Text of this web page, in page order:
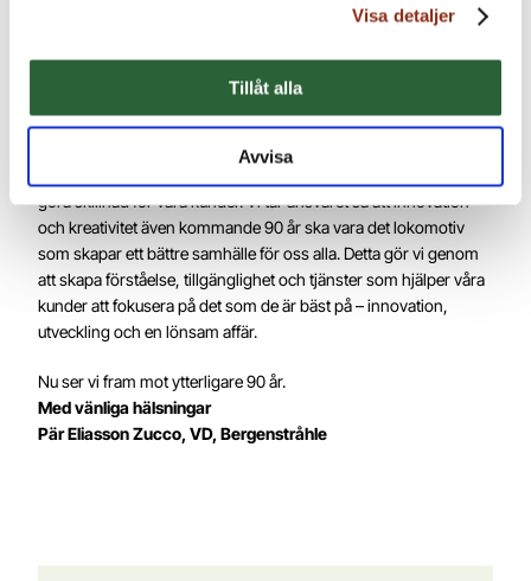
Visa detaljer
Tillåt alla
Avvisa
har laddat vårt varumärke med energi som å ena sidan tar med
leveransmodell som gör skillnad.
Att vara VD på Bergenstråhle är ett privilegium. Dagligen är jag
göra skillnad för våra kunder. Vi tar ansvaret så att innovation
och kreativitet även kommande 90 år ska vara det lokomotiv
som skapar ett bättre samhälle för oss alla. Detta gör vi genom
att skapa förståelse, tillgänglighet och tjänster som hjälper våra
kunder att fokusera på det som de är bäst på – innovation,
utveckling och en lönsam affär.
Nu ser vi fram mot ytterligare 90 år.
Med vänliga hälsningar
Pär Eliasson Zucco, VD, Bergenstråhle